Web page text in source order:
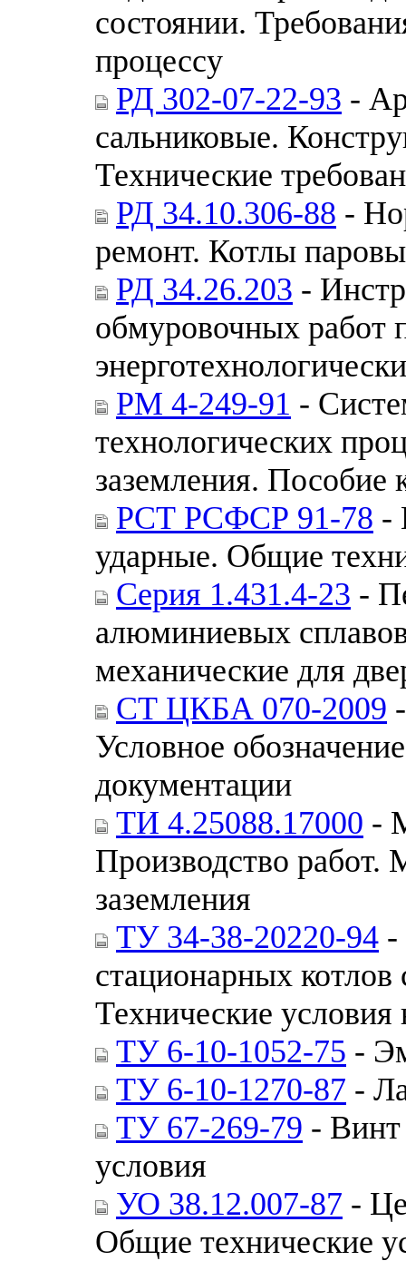
состоянии.
процессу
РД 302-07-22-93 -
сальниковые.
Технические
РД 34.10.306-88 -
ремонт. Котлы
РД 34.26.203 -
обмуровочных работ
РМ 4-249-91 -
технологических
заземления.
РСТ РСФСР 91-78 -
ударные. Общие
Серия 1.431.4-23 -
алюминиевых
механические для
СТ ЦКБА 070-2009
Условное
документации
ТИ 4.25088.17000 -
Производство работ.
заземления
ТУ 34-38-20220-94 -
стационарных котлов
Технические
ТУ 6-10-1052-75 -
ТУ 6-10-1270-87 -
ТУ 67-269-79 - Винт
условия
УО 38.12.007-87 -
Общие технические